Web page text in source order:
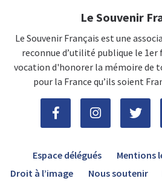
Le Souvenir
Le Souvenir Français est une
reconnue d’utilité publique le 1er
vocation d'honorer la mémoire de
pour la France qu’ils soient
Espace délégués Mentions
Droit à l’image
Nous soutenir